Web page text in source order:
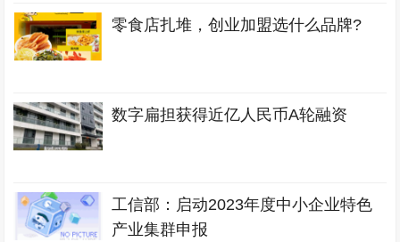
零食店扎堆，创业加盟选什么品牌?
数字扁担获得近亿人民币A轮融资
工信部：启动2023年度中小企业特色
产业集群申报